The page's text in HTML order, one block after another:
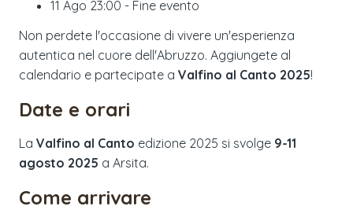
11 Ago 23:00 - Fine evento
Non perdete l'occasione di vivere un'esperienza
autentica nel cuore dell'Abruzzo. Aggiungete al
calendario e partecipate a Valfino al Canto 2025!
Date e orari
La Valfino al Canto edizione 2025 si svolge 9-11
agosto 2025 a Arsita.
Come arrivare